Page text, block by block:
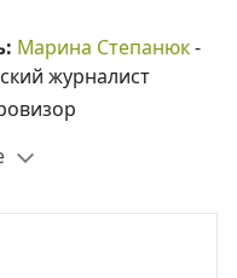
Марина Степанюк-
журналист